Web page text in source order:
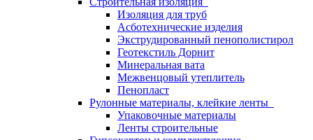
Изоляция для труб
Асботехнические изделия
Экструдированный пенополистирол
Геотекстиль Дорнит
Минеральная вата
Межвенцовый утеплитель
Пенопласт
Рулонные материалы, клейкие ленты
Упаковочные материалы
Ленты строительные